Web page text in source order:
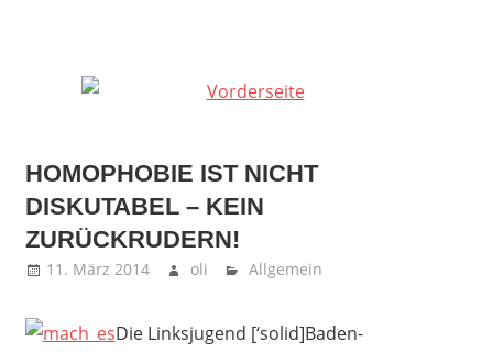
HOMOPHOBIE IST NICHT
DISKUTABEL – KEIN
ZURÜCKRUDERN!
11. März 2014 oli Allgemein
Die Linksjugend [‘solid]Baden-